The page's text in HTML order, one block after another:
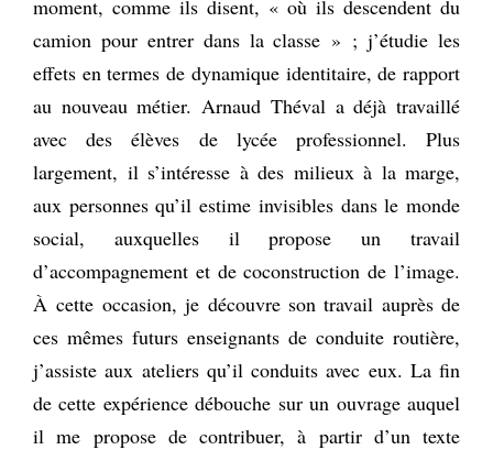
moment, comme ils disent, « où ils descendent du
camion pour entrer dans la classe » ; j’étudie les
effets en termes de dynamique identitaire, de rapport
au nouveau métier. Arnaud Théval a déjà travaillé
avec des élèves de lycée professionnel. Plus
largement, il s’intéresse à des milieux à la marge,
aux personnes qu’il estime invisibles dans le monde
social, auxquelles il propose un travail
d’accompagnement et de coconstruction de l’image.
À cette occasion, je découvre son travail auprès de
ces mêmes futurs enseignants de conduite routière,
j’assiste aux ateliers qu’il conduits avec eux. La fin
de cette expérience débouche sur un ouvrage auquel
il me propose de contribuer, à partir d’un texte